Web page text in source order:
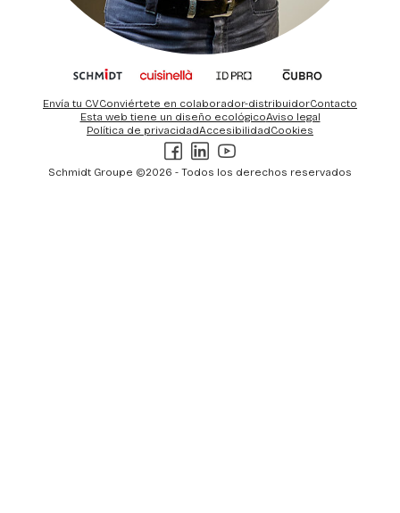
Schmidt Groupe ©2026 - Todos los derechos reservados
Envía tu CVConviértete en colaborador-distribuidorContacto
Esta web tiene un diseño ecológicoAviso legal
Política de privacidadAccesibilidadCookies
Facebook
LinkedIn
Youtube